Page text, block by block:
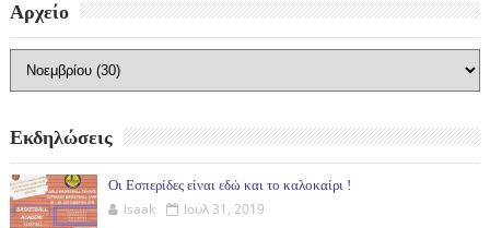
Αρχείο
Εκδηλώσεις
Οι Εσπερίδες είναι εδώ και το καλοκαίρι !
isaak Ιουλ 31, 2019